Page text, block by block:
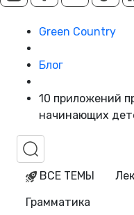
Green Country
Блог
10 приложений
начинающих
ВСЕ ТЕМЫ
Грамматика